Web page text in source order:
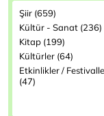
Şiir (659)
Kültür - Sanat (236)
Kitap (199)
Kültürler (64)
Etkinlikler /
(47)